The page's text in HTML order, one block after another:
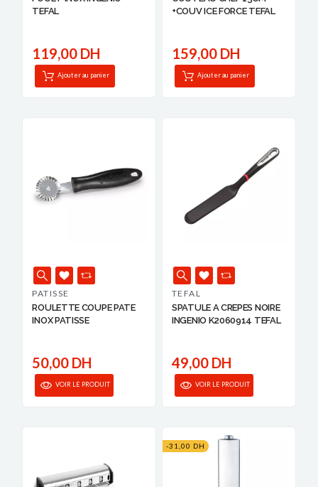
TEFAL
119,00 DH
Ajouter au panier
+COUV ICE FORCE TEFAL
159,00 DH
Ajouter au panier
PATISSE
ROULETTE COUPE PATE
INOX PATISSE
50,00 DH
VOIR LE PRODUIT
TEFAL
SPATULE A CREPES NOIRE
INGENIO K2060914 TEFAL
49,00 DH
VOIR LE PRODUIT
-31,00 DH